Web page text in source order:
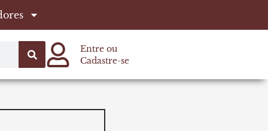
Entre ou
Cadastre-se